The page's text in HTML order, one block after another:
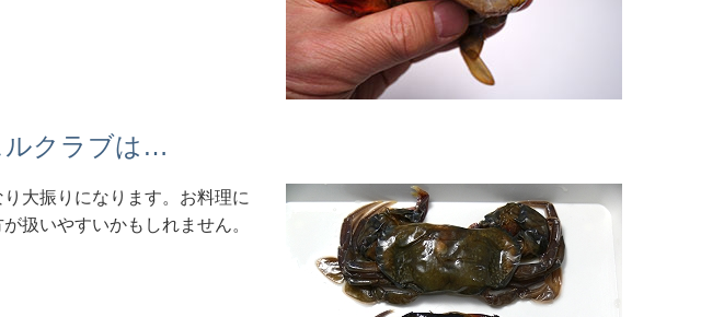
ルクラブは…
大振りになります。お料理に
扱いやすいかもしれません。